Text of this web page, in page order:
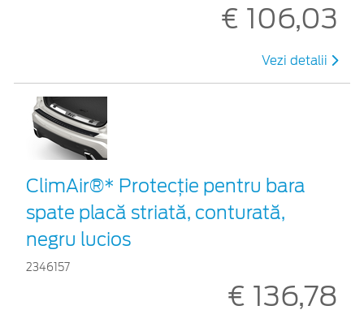
€ 106,03
Vezi detalii
ClimAir®* Protecţie pentru bara
spate placă striată, conturată,
negru lucios
2346157
€ 136,78